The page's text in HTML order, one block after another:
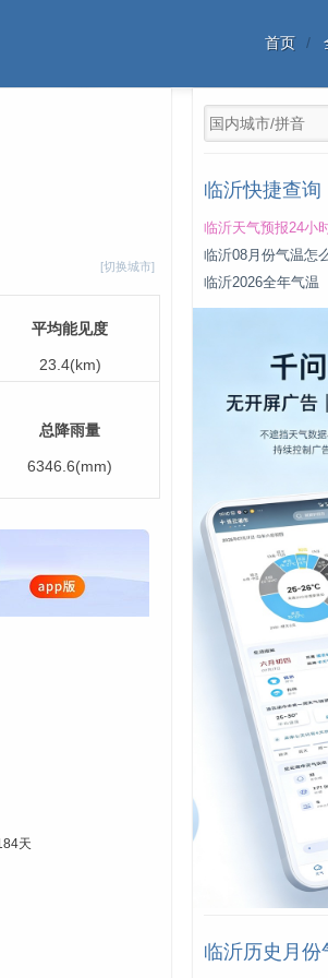
首页
[切换城市]
平均能见度
23.4(km)
总降雨量
6346.6(mm)
临沂快捷查询
临沂天气预报24小
临沂08月份气温怎
临沂2026全年气温
临沂历史月份